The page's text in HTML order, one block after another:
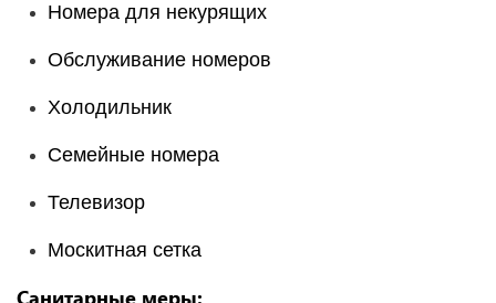
Номера для некурящих
Обслуживание номеров
Холодильник
Семейные номера
Телевизор
Москитная сетка
Санитарные меры: